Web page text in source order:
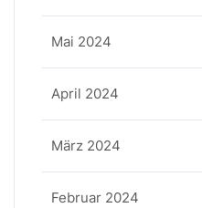
Mai 2024
April 2024
März 2024
Februar 2024